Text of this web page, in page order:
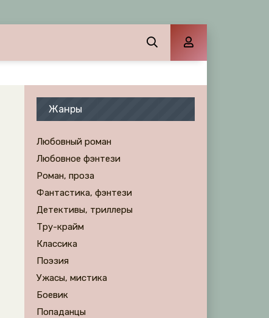
Жанры
Любовный роман
Любовное фэнтези
Роман, проза
Фантастика, фэнтези
Детективы, триллеры
Тру-крайм
Классика
Поэзия
Ужасы, мистика
Боевик
Попаданцы